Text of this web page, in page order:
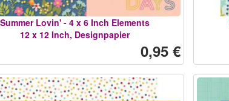
Summer Lovin' - 4 x 6 Inch Elements
12 x 12 Inch, Designpapier
0,95 €